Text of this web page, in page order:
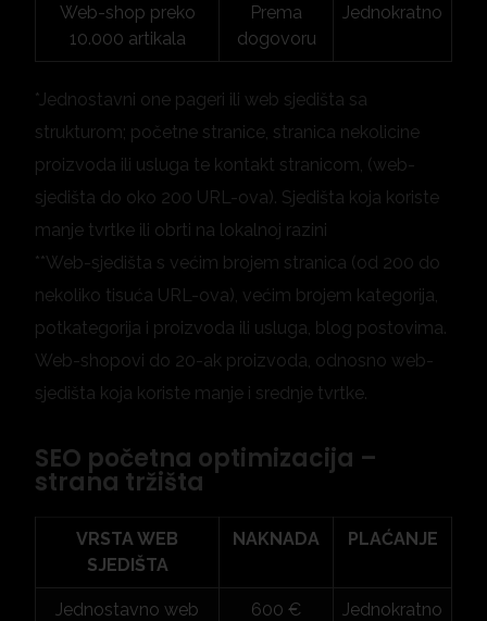
Web-shop preko
10.000 artikala
Prema
dogovoru
Jednokratno
*Jednostavni one pageri ili web sjedišta sa
strukturom; početne stranice, stranica nekolicine
proizvoda ili usluga te kontakt stranicom, (web-
sjedišta do oko 200 URL-ova). Sjedišta koja koriste
manje tvrtke ili obrti na lokalnoj razini
**Web-sjedišta s većim brojem stranica (od 200 do
nekoliko tisuća URL-ova), većim brojem kategorija,
potkategorija i proizvoda ili usluga, blog postovima.
Web-shopovi do 20-ak proizvoda, odnosno web-
sjedišta koja koriste manje i srednje tvrtke.
SEO početna optimizacija –
strana tržišta
VRSTA WEB
SJEDIŠTA
NAKNADA PLAĆANJE
Jednostavno web 600 € Jednokratno